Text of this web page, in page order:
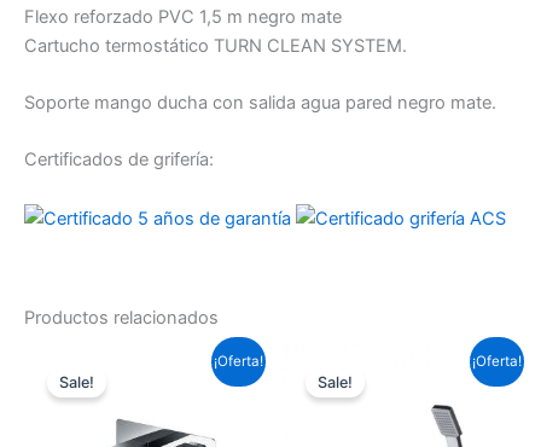
Flexo reforzado PVC 1,5 m negro mate
Cartucho termostático TURN CLEAN SYSTEM.
Soporte mango ducha con salida agua pared negro mate.
Certificados de grifería:
Productos relacionados
¡Oferta!
Sale!
era:
159,72 €.
precio
118,23 €.
¡Oferta!
Sale!
158,51 €.
precio
es:
117,33 €.